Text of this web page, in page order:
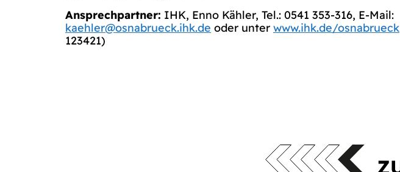
Ansprechpartner: IHK, Enno Kähler, Tel.: 0541 353-316, E-Mail:
kaehler@osnabrueck.ihk.de oder unter www.ihk.de/osnabrueck
123421)